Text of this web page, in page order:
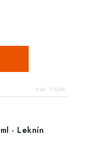
Kód: 176396
- Leknín